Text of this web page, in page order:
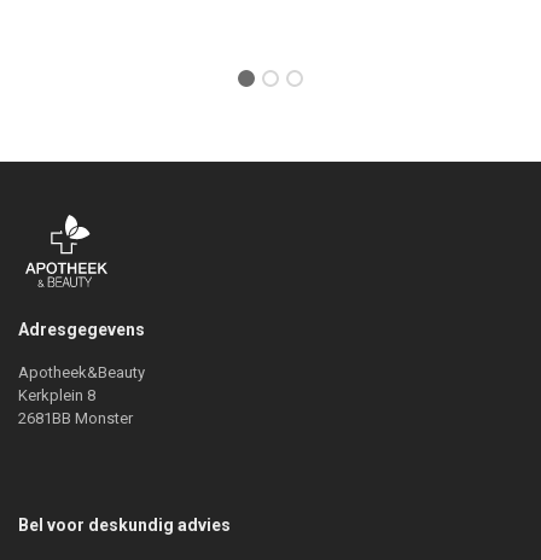
Adresgegevens
Apotheek&Beauty
Kerkplein 8
2681BB Monster
Bel voor deskundig advies